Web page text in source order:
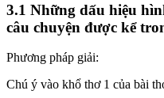
3.1 Những dấu hiệu
câu chuyện được kể
Phương pháp giải:
Chú ý vào khổ thơ 1 của bài